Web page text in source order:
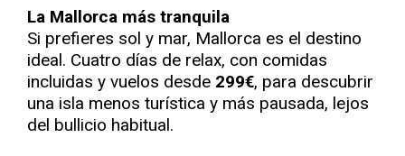
La Mallorca más tranquila
Si prefieres sol y mar, Mallorca es el destino
ideal. Cuatro días de relax, con comidas
incluidas y vuelos desde 299€, para descubrir
una isla menos turística y más pausada, lejos
del bullicio habitual.